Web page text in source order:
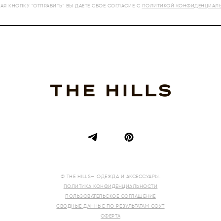
КНОПКУ "ОТПРАВИТЬ" ВЫ ДАЕТЕ СВОЕ СОГЛАСИЕ С ПОЛИТИКОЙ
© THE HILLS— ОДЕЖДА И АКСЕССУАРЫ.
ПОЛИТИКА КОНФИДЕНЦИАЛЬНОСТИ
ПОЛЬЗОВАТЕЛЬСКОЕ СОГЛАШЕНИЕ
СВОДНЫЕ ДАННЫЕ ПО РЕЗУЛЬТАТАМ СОУТ
ОФЕРТА